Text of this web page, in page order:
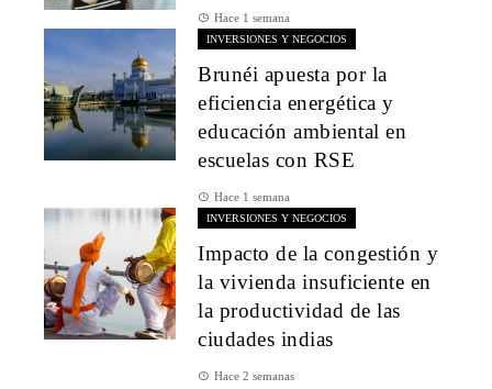
Hace 1 semana
INVERSIONES Y NEGOCIOS
Brunéi apuesta por la
eficiencia energética y
educación ambiental en
escuelas con RSE
Hace 1 semana
INVERSIONES Y NEGOCIOS
Impacto de la congestión y
la vivienda insuficiente en
la productividad de las
ciudades indias
Hace 2 semanas